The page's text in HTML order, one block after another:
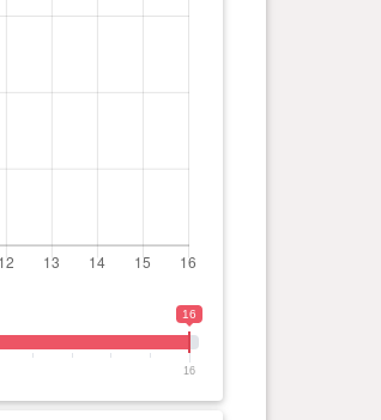
16
16